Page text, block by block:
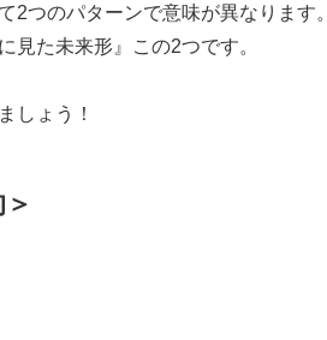
2つのパターンで意味が異なります。
見た未来形』この2つです。
しょう！